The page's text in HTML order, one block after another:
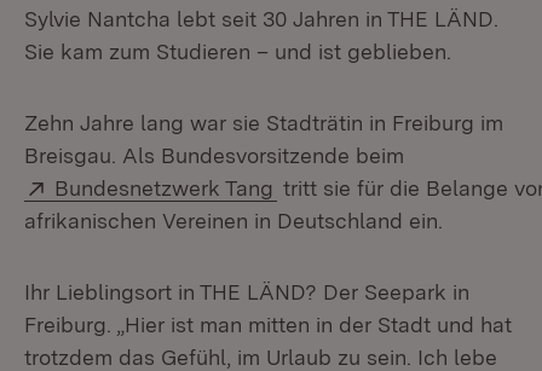
Sylvie Nantcha lebt seit 30 Jahren in THE LÄND.
Sie kam zum Studieren – und ist geblieben.
Zehn Jahre lang war sie Stadträtin in Freiburg im
Breisgau. Als Bundesvorsitzende beim
Extern:
Bundesnetzwerk Tang (Öffnet in neuem Fenster)
tritt sie für die Belange
afrikanischen Vereinen in Deutschland ein.
Ihr Lieblingsort in THE LÄND? Der Seepark in
Freiburg. „Hier ist man mitten in der Stadt und hat
trotzdem das Gefühl, im Urlaub zu sein. Ich lebe